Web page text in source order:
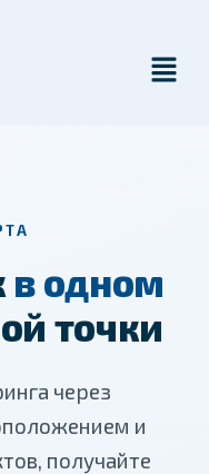
в одном
точки
через
и
получайте